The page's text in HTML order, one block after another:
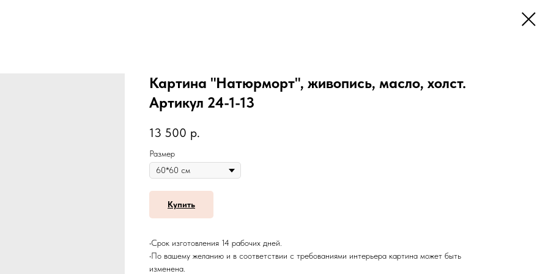
Картина "Натюрморт", живопись, масло, холст.
Артикул 24-1-13
13 500 р.
Размер
Купить
•Срок изготовления 14 рабочих дней.
•По вашему желанию и в соответствии с требованиями интерьера картина может быть
изменена.